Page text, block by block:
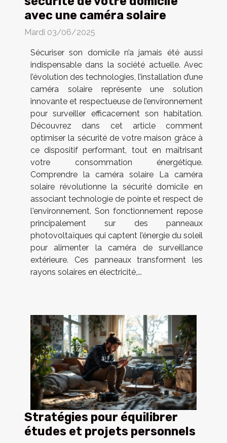
avec une caméra solaire
Mardi 03/06/2025
Sécuriser son domicile n’a jamais été aussi
indispensable dans la société actuelle. Avec
l’évolution des technologies, l’installation d’une
caméra solaire représente une solution
innovante et respectueuse de l’environnement
pour surveiller efficacement son habitation.
Découvrez dans cet article comment
optimiser la sécurité de votre maison grâce à
ce dispositif performant, tout en maîtrisant
votre consommation énergétique.
Comprendre la caméra solaire La caméra
solaire révolutionne la sécurité domicile en
associant technologie de pointe et respect de
l'environnement. Son fonctionnement repose
principalement sur des panneaux
photovoltaïques qui captent l’énergie du soleil
pour alimenter la caméra de surveillance
extérieure. Ces panneaux transforment les
rayons solaires en électricité,...
Stratégies pour équilibrer
études et projets personnels